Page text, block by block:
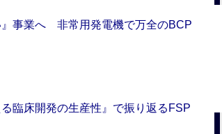
』事業へ 非常用発電機で万全のBCP
臨床開発の生産性』で振り返るFSP